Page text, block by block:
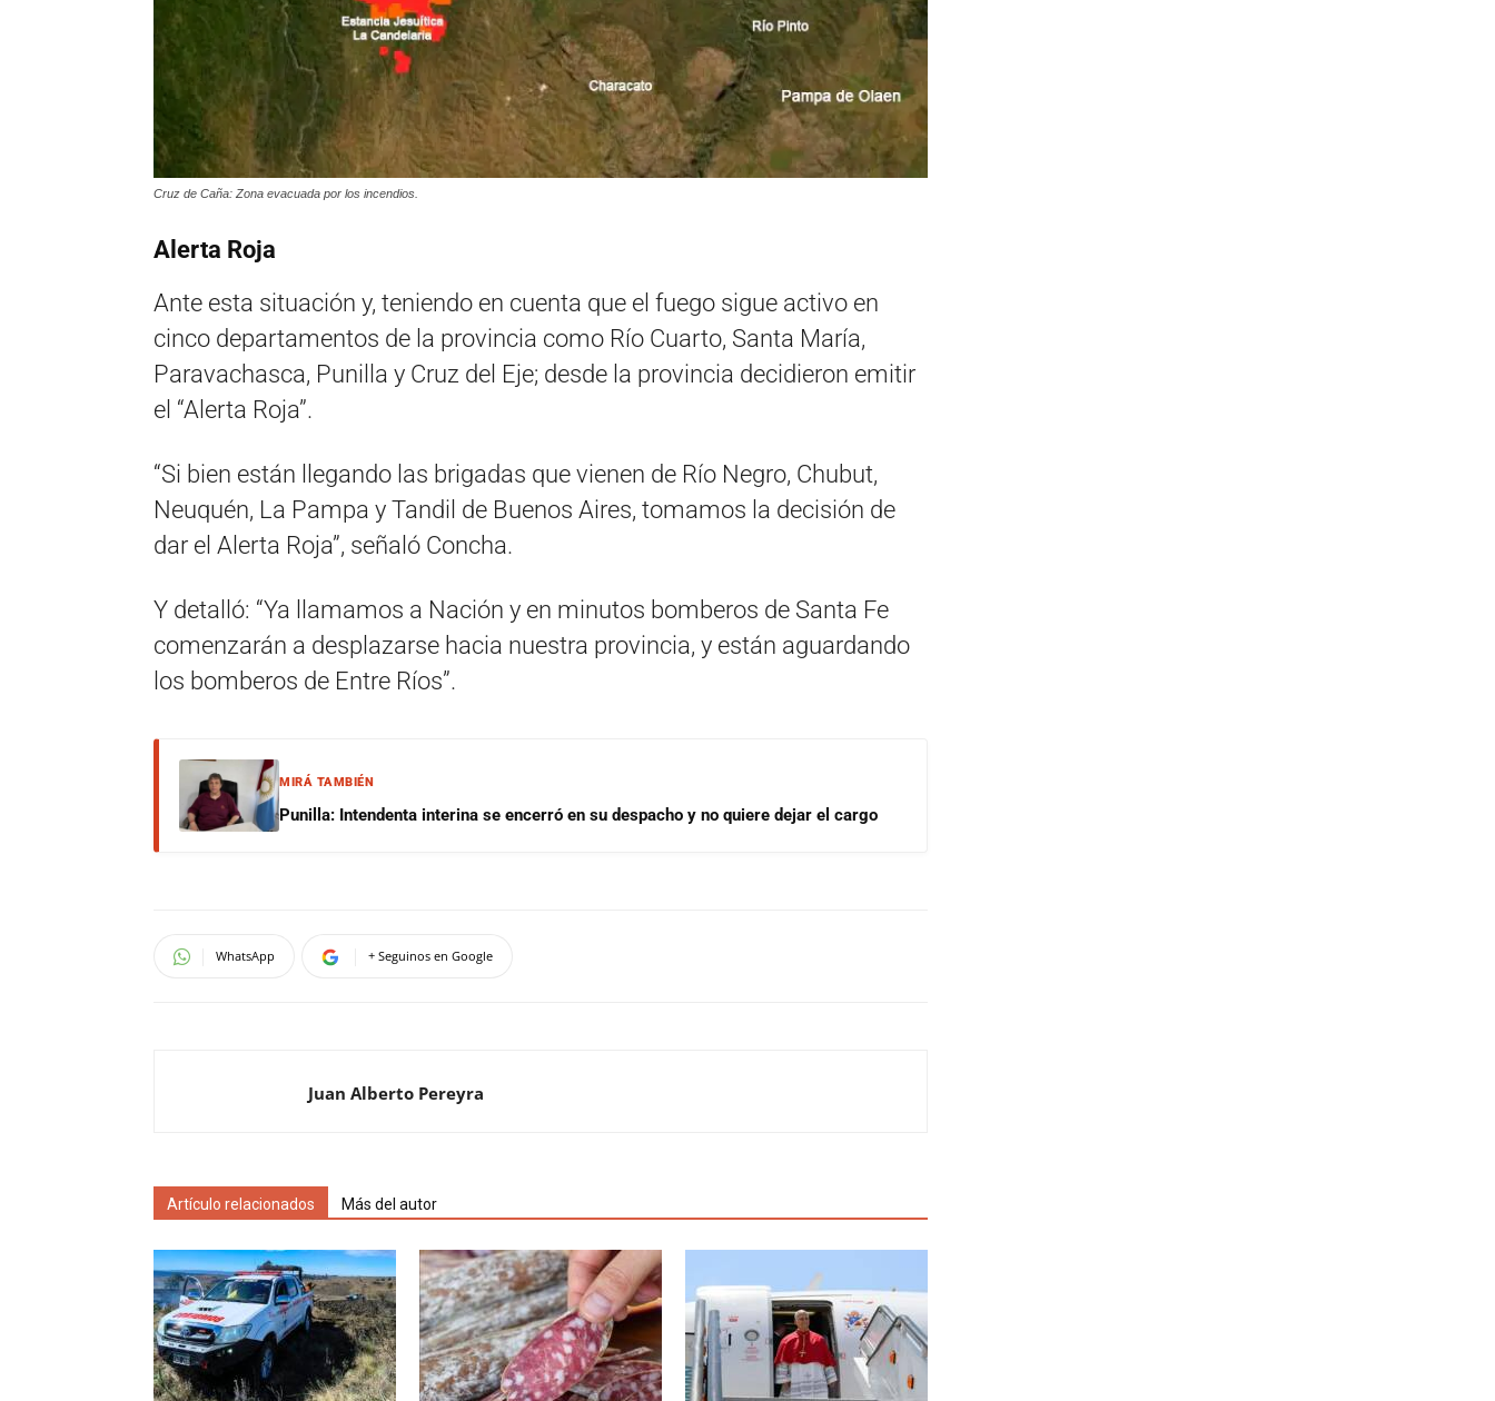
Cruz de Caña: Zona evacuada por los incendios.
Alerta Roja
Ante esta situación y, teniendo en cuenta que el fuego sigue activo en
cinco departamentos de la provincia como Río Cuarto, Santa María,
Paravachasca, Punilla y Cruz del Eje; desde la provincia decidieron emitir
el “Alerta Roja”.
“Si bien están llegando las brigadas que vienen de Río Negro, Chubut,
Neuquén, La Pampa y Tandil de Buenos Aires, tomamos la decisión de
dar el Alerta Roja”, señaló Concha.
Y detalló: “Ya llamamos a Nación y en minutos bomberos de Santa Fe
comenzarán a desplazarse hacia nuestra provincia, y están aguardando
los bomberos de Entre Ríos”.
MIRÁ TAMBIÉN
Punilla: Intendenta interina se encerró en su despacho y no quiere dejar el cargo
WhatsApp + Seguinos en Google
Juan Alberto Pereyra
Artículo relacionados Más del autor